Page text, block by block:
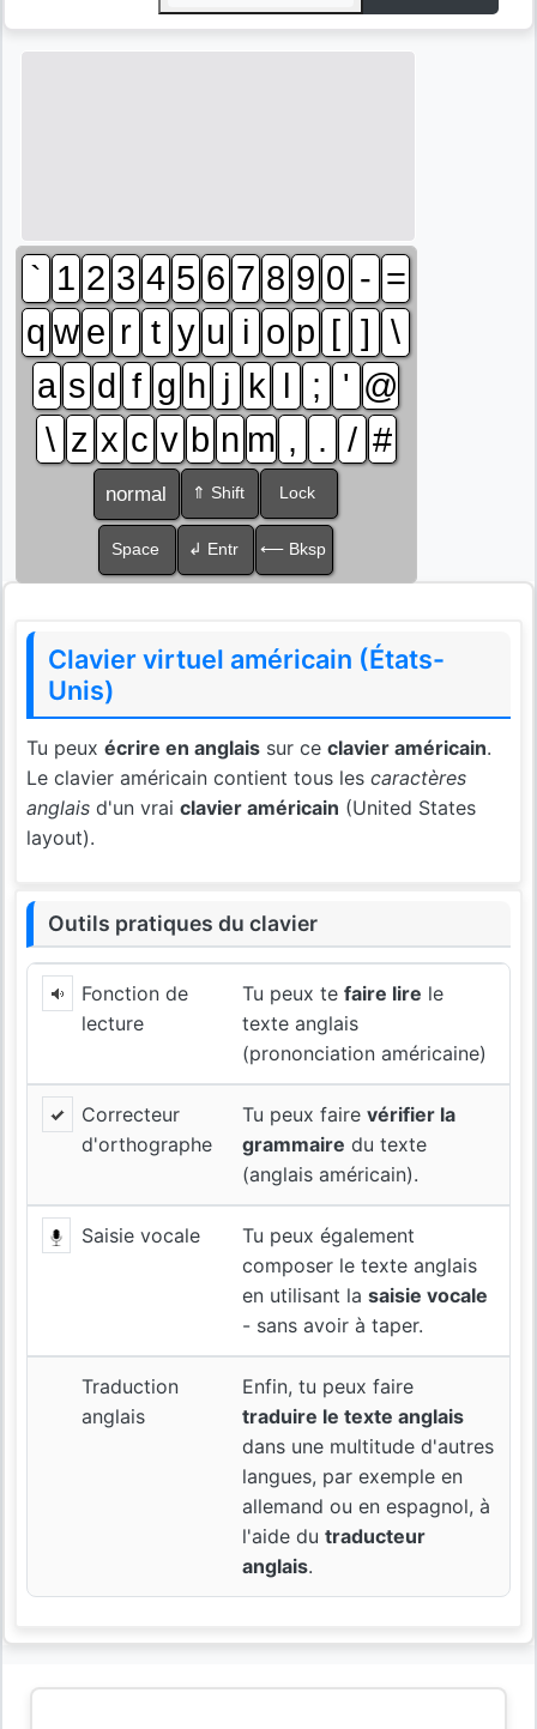
` 1 2 3 4 5 6 7 8 9 0 - =
q w e r t y u i o p [ ] \
a s d f g h j k l ; ' @
\ z x c v b n m , . / #
normal ⇑ Shift Lock
Space ↲ Entr ⟵ Bksp
Clavier virtuel américain (États-
Unis)
Tu peux écrire en anglais sur ce clavier américain.
Le clavier américain contient tous les caractères
anglais d'un vrai clavier américain (United States
layout).
Outils pratiques du clavier
Fonction de
lecture
Tu peux tefaire lire le
texte anglais
(prononciation américaine)
Correcteur
d'orthographe
Tu peux fairevérifier la
grammaire du texte
(anglais américain).
Saisie vocale
Tu peux également
composer le texte anglais
en utilisant lasaisie vocale
- sans avoir à taper.
Traduction
anglais
Enfin, tu peux faire
traduire le texte anglais
dans une multitude d'autres
langues, par exemple en
allemand ou en espagnol, à
l'aide dutraducteur
anglais.